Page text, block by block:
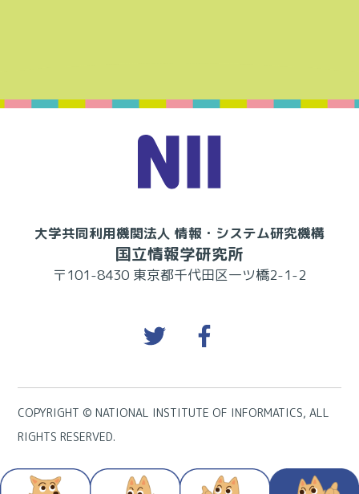
イベント 読み物 トライ
大学共同利用機関法人 情報・システム研究機構
国立情報学研究所
〒101-8430 東京都千代田区一ツ橋2-1-2
COPYRIGHT © NATIONAL INSTITUTE OF INFORMATICS, ALL
RIGHTS RESERVED.